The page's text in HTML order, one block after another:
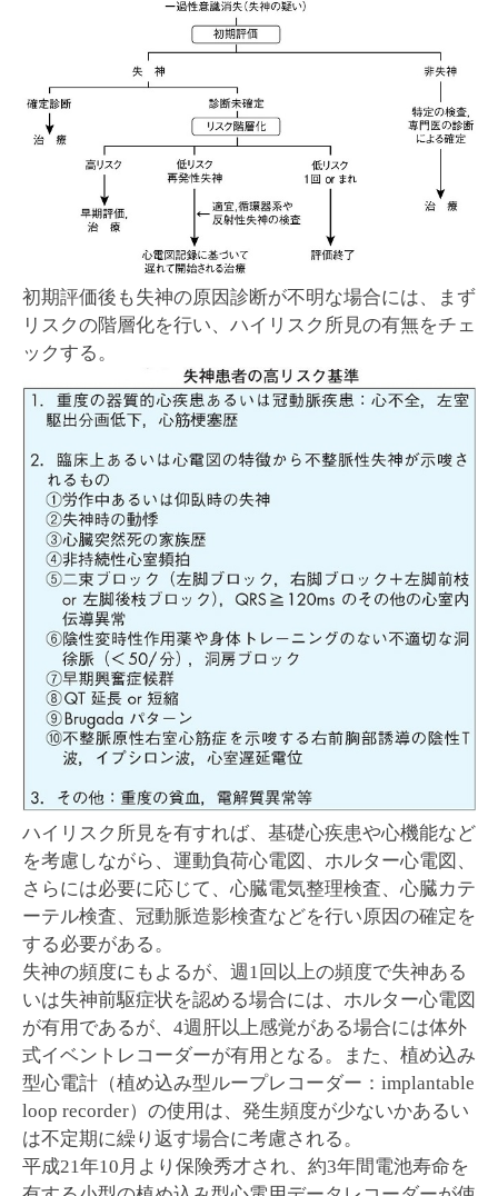
初期評価後も失神の原因診断が不明な場合には、まず
リスクの階層化を行い、ハイリスク所見の有無をチェ
ックする。
ハイリスク所見を有すれば、基礎心疾患や心機能など
を考慮しながら、運動負荷心電図、ホルター心電図、
さらには必要に応じて、心臓電気整理検査、心臓カテ
ーテル検査、冠動脈造影検査などを行い原因の確定を
する必要がある。
失神の頻度にもよるが、週1回以上の頻度で失神ある
いは失神前駆症状を認める場合には、ホルター心電図
が有用であるが、4週肝以上感覚がある場合には体外
式イベントレコーダーが有用となる。また、植め込み
型心電計（植め込み型ループレコーダー：implantable
loop recorder）の使用は、発生頻度が少ないかあるい
は不定期に繰り返す場合に考慮される。
平成21年10月より保険秀才され、約3年間電池寿命を